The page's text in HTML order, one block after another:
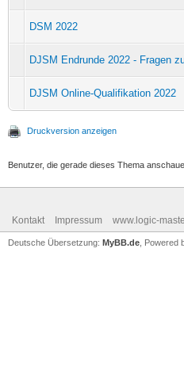
DSM 2022
DJSM Endrunde 2022 - Fragen
DJSM Online-Qualifikation 2022
Druckversion anzeigen
Benutzer, die gerade dieses Thema
Kontakt Impressum www.logic-
Deutsche Übersetzung: MyBB.de , Powered